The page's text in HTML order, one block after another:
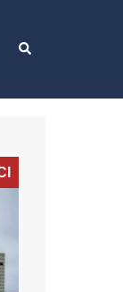
Wyszukiwanie